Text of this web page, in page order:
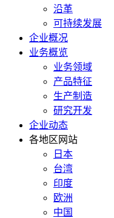
沿革
可持续发展
企业概况
业务概览
业务领域
产品特征
生产制造
研究开发
企业动态
各地区网站
日本
台湾
印度
欧洲
中国